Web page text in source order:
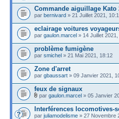
Commande aiguillage Kato
par bernivard » 21 Juillet 2021,
eclairage voitures
par gaulon.marcel » 14 Juillet
problème fumigène
par smichel » 21 Mai 2021, 18:12
Zone d'arret
par gbaussart » 09 Janvier 2021,
feux de signaux
par gaulon.marcel » 05 Janvier
Interférences locomotives-
par juliamodelisme » 27 Novembre